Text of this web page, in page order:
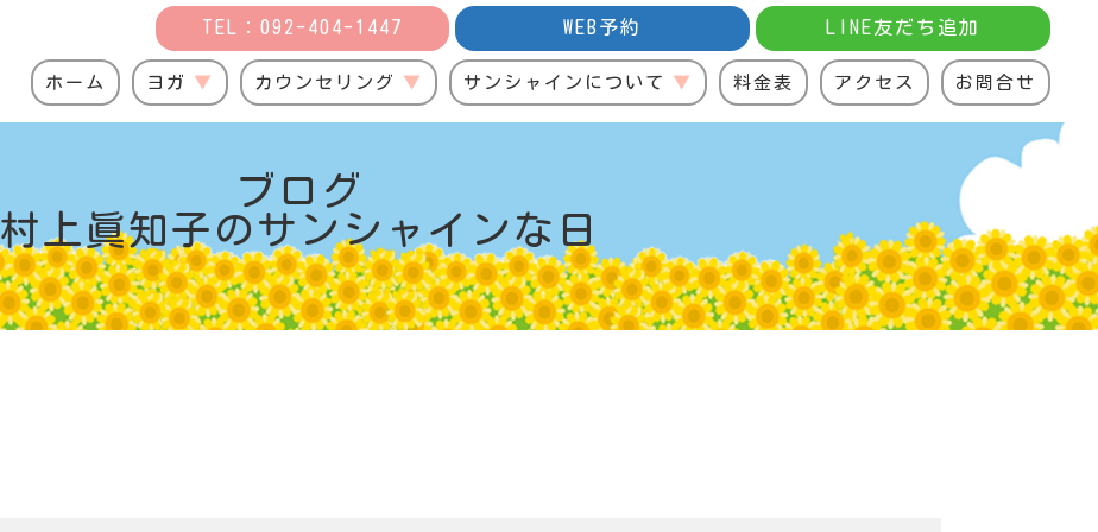
TEL：092-404-1447 WEB予約 LINE友だち追加
ホーム ヨガ カウンセリング サンシャインについて 料金表 アクセス お問合せ
ブログ
村上眞知子の サンシャインな日